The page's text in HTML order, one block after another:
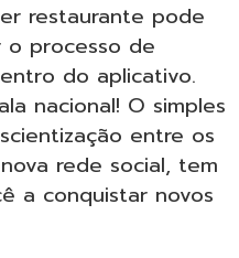
restaurante pode
o processo de
do aplicativo.
nacional! O simples
entre os
rede social, tem
a conquistar novos